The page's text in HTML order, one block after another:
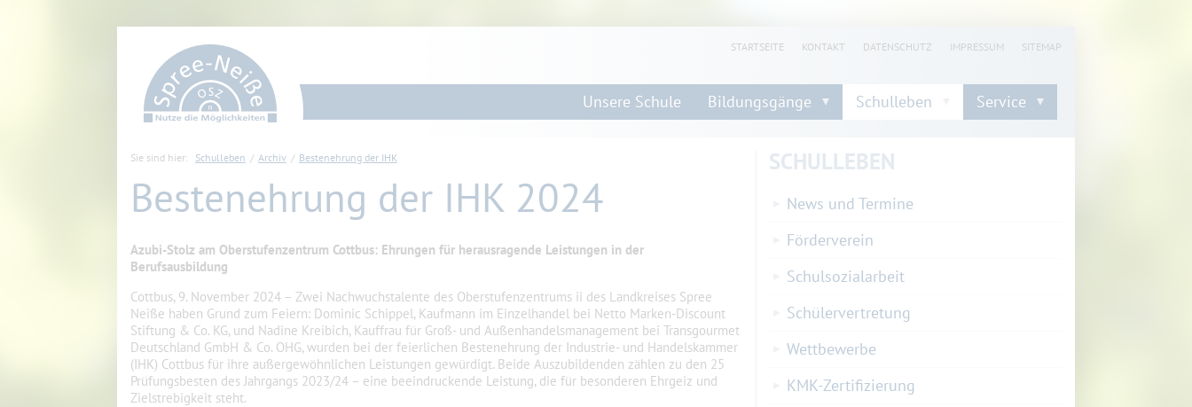
STARTSEITE KONTAKT DATENSCHUTZ IMPRESSUM SITEMAP
Unsere Schule Bildungsgänge Schulleben Service
Sie sind hier: Schulleben Archiv Bestenehrung der IHK
Bestenehrung der IHK 2024
Azubi-Stolz am Oberstufenzentrum Cottbus: Ehrungen für herausragende Leistungen in der
Berufsausbildung
Cottbus, 9. November 2024 – Zwei Nachwuchstalente des Oberstufenzentrums ii des Landkreises Spree
Neiße haben Grund zum Feiern: Dominic Schippel, Kaufmann im Einzelhandel bei Netto Marken-Discount
Stiftung & Co. KG, und Nadine Kreibich, Kauffrau für Groß- und Außenhandelsmanagement bei Transgourmet
Deutschland GmbH & Co. OHG, wurden bei der feierlichen Bestenehrung der Industrie- und Handelskammer
(IHK) Cottbus für ihre außergewöhnlichen Leistungen gewürdigt. Beide Auszubildenden zählen zu den 25
Prüfungsbesten des Jahrgangs 2023/24 – eine beeindruckende Leistung, die für besonderen Ehrgeiz und
Zielstrebigkeit steht.
SCHULLEBEN
News und Termine
Förderverein
Schulsozialarbeit
Schülervertretung
Wettbewerbe
KMK-Zertifizierung